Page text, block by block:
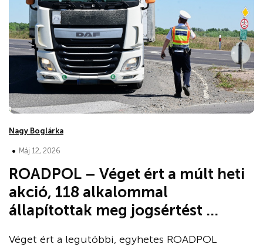
Nagy Boglárka
• Máj 12, 2026
ROADPOL – Véget ért a múlt heti
akció, 118 alkalommal
állapítottak meg jogsértést ...
Véget ért a legutóbbi, egyhetes ROADPOL